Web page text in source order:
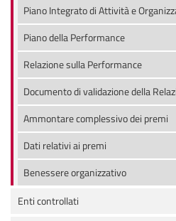
Piano Integrato di Attività e
Piano della Performance
Relazione sulla Performance
Documento di validazione della
Ammontare complessivo dei premi
Dati relativi ai premi
Benessere organizzativo
Enti controllati